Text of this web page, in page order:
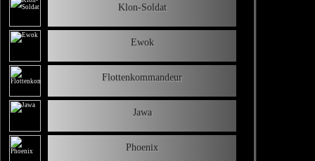
Klon-Soldat
Ewok
Flottenkommandeur
Jawa
Phoenix